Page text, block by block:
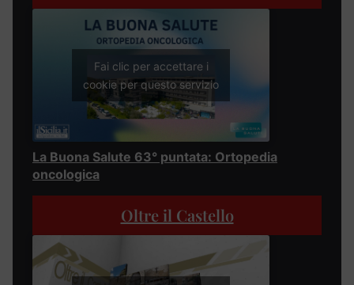
Fai clic per accettare i
cookie per questo servizio
La Buona Salute 63° puntata: Ortopedia
oncologica
Oltre il Castello